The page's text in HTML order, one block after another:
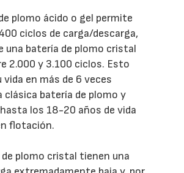
plomo ácido o gel permite
ciclos de carga/descarga,
una batería de plomo cristal
2.000 y 3.100 ciclos. Esto
en más de 6 veces
clásica batería de plomo y
los 18-20 años de vida
flotación.
plomo cristal tienen una